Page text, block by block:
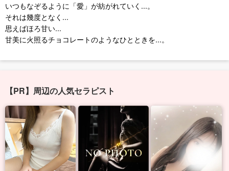
いつもなぞるように「愛」が紡がれていく...。
それは幾度となく...
思えばほろ甘い...
甘美に火照るチョコレートのようなひとときを...。
【PR】周辺の人気セラピスト